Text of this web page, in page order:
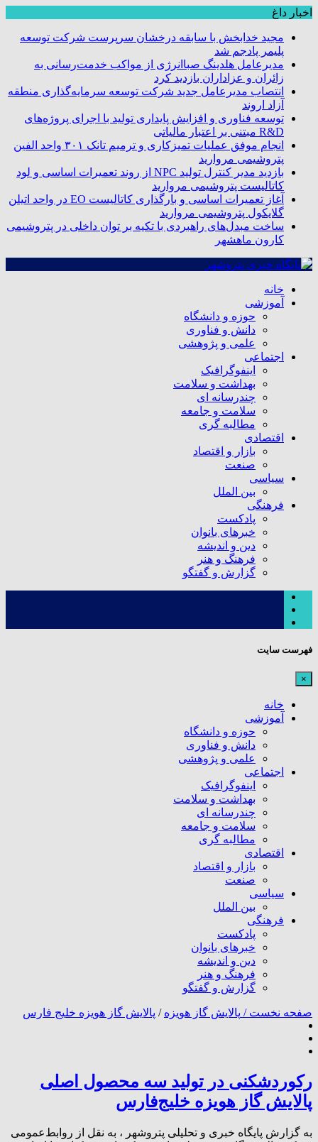
اخبار داغ
مجید خدابخش با سابقه درخشان سرپرست شرکت توسعه
پلیمر پادجم شد
مدیرعامل هلدینگ صباانرژی از مواکب خدمت‌رسانی به
زائران و عزاداران بازدید کرد
انتصاب مدیرعامل جدید شرکت توسعه سرمایه‌گذاری منطقه
آزاد اروند
توسعه فناوری و افزایش پایداری تولید با اجرای پروژه‌های
R&D مبتنی بر اعتبار مالیاتی
انجام موفق عملیات تمیزکاری و ترمیم تانک ۳۰۱ واحد الفین
پتروشیمی مروارید
بازدید مدیر کنترل تولید NPC از روند تعمیرات اساسی و لود
کاتالیست پتروشیمی مروارید
آغاز تعمیرات اساسی و بارگذاری کاتالیست EO در واحد اتیلن
گلایکول پتروشیمی مروارید
ساخت مبدل‌های راهبردی با تکیه بر توان داخلی در پتروشیمی
کارون ماهشهر
خانه
آموزشی
حوزه و دانشگاه
دانش و فناوری
علمی و پژوهشی
اجتماعی
اینفوگرافیک
بهداشت و سلامت
چندرسانه ای
سلامت و جامعه
مطالبه گری
اقتصادی
بازار و اقتصاد
صنعت
سیاسی
بین الملل
فرهنگی
پادکست
خبرهای بانوان
دین و اندیشه
فرهنگ و هنر
گزارش و گفتگو
فهرست سایت
×
خانه
آموزشی
حوزه و دانشگاه
دانش و فناوری
علمی و پژوهشی
اجتماعی
اینفوگرافیک
بهداشت و سلامت
چندرسانه ای
سلامت و جامعه
مطالبه گری
اقتصادی
بازار و اقتصاد
صنعت
سیاسی
بین الملل
فرهنگی
پادکست
خبرهای بانوان
دین و اندیشه
فرهنگ و هنر
گزارش و گفتگو
صفحه نخست / پالایش گاز هویزه / پالایش گاز هویزه خلیج فارس
رکوردشکنی در تولید سه محصول اصلی
پالایش گاز هویزه خلیج‌فارس
به گزارش پایگاه خبری و تحلیلی پتروشهر ، به نقل از روابط‌عمومی